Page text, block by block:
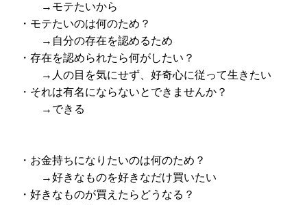
→モテたいから
・モテたいのは何のため？
→自分の存在を認めるため
・存在を認められたら何がしたい？
→人の目を気にせず、好奇心に従って生きたい
・それは有名にならないとできませんか？
→できる
・お金持ちになりたいのは何のため？
→好きなものを好きなだけ買いたい
・好きなものが買えたらどうなる？